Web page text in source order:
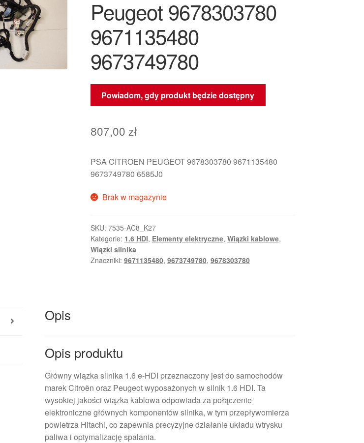
Peugeot 9678303780
9671135480
9673749780
Powiadom, gdy produkt będzie dostępny
807,00 zł
PSA CITROEN PEUGEOT 9678303780 9671135480
9673749780 6585J0
Brak w magazynie
SKU: 7535-AC8_K27
Kategorie: 1.6 HDI, Elementy elektryczne, Wiązki kablowe,
Wiązki silnika
Znaczniki: 9671135480, 9673749780, 9678303780
Opis
Opis produktu
Główny wiązka silnika 1.6 e-HDI przeznaczony jest do samochodów
marek Citroën oraz Peugeot wyposażonych w silnik 1.6 HDI. Ta
wysokiej jakości wiązka kablowa odpowiada za połączenie
elektroniczne głównych komponentów silnika, w tym przepływomierza
powietrza Hitachi, co zapewnia precyzyjne działanie układu wtrysku
paliwa i optymalizację spalania.